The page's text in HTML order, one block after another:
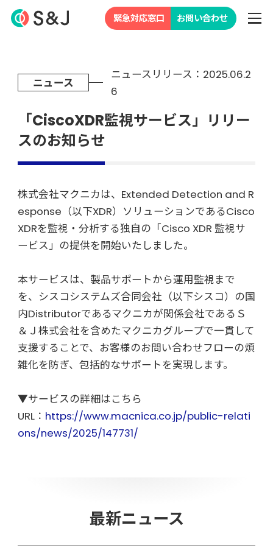
緊急対応窓口 お問い合わせ
ニュース
ニュースリリース：2025.06.2
6
「CiscoXDR監視サービス」リリー
スのお知らせ
株式会社マクニカは、Extended Detection and R
esponse（以下XDR）ソリューションであるCisco
XDRを監視・分析する独自の「Cisco XDR 監視サ
ービス」の提供を開始いたしました。
本サービスは、製品サポートから運用監視まで
を、シスコシステムズ合同会社（以下シスコ）の国
内Distributorであるマクニカが関係会社であるＳ
＆Ｊ株式会社を含めたマクニカグループで一貫して
支援することで、お客様のお問い合わせフローの煩
雑化を防ぎ、包括的なサポートを実現します。
▼サービスの詳細はこちら
URL： https://www.macnica.co.jp/public-relati
ons/news/2025/147731/
最新ニュース